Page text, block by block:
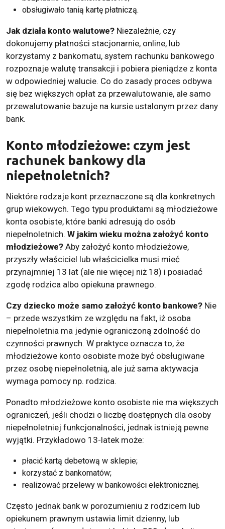
obsługiwało tanią kartę płatniczą.
Jak działa konto walutowe? Niezależnie, czy
dokonujemy płatności stacjonarnie, online, lub
korzystamy z bankomatu, system rachunku bankowego
rozpoznaje walutę transakcji i pobiera pieniądze z konta
w odpowiedniej walucie. Co do zasady proces odbywa
się bez większych opłat za przewalutowanie, ale samo
przewalutowanie bazuje na kursie ustalonym przez dany
bank.
Konto młodzieżowe: czym jest
rachunek bankowy dla
niepełnoletnich?
Niektóre rodzaje kont przeznaczone są dla konkretnych
grup wiekowych. Tego typu produktami są młodzieżowe
konta osobiste, które banki adresują do osób
niepełnoletnich. W jakim wieku można założyć konto
młodzieżowe? Aby założyć konto młodzieżowe,
przyszły właściciel lub właścicielka musi mieć
przynajmniej 13 lat (ale nie więcej niż 18) i posiadać
zgodę rodzica albo opiekuna prawnego.
Czy dziecko może samo założyć konto bankowe? Nie
– przede wszystkim ze względu na fakt, iż osoba
niepełnoletnia ma jedynie ograniczoną zdolność do
czynności prawnych. W praktyce oznacza to, że
młodzieżowe konto osobiste może być obsługiwane
przez osobę niepełnoletnią, ale już sama aktywacja
wymaga pomocy np. rodzica.
Ponadto młodzieżowe konto osobiste nie ma większych
ograniczeń, jeśli chodzi o liczbę dostępnych dla osoby
niepełnoletniej funkcjonalności, jednak istnieją pewne
wyjątki. Przykładowo 13-latek może:
płacić kartą debetową w sklepie;
korzystać z bankomatów;
realizować przelewy w bankowości elektronicznej.
Często jednak bank w porozumieniu z rodzicem lub
opiekunem prawnym ustawia limit dzienny, lub